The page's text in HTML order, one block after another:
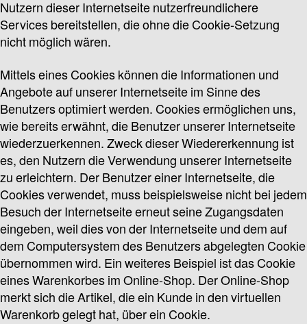
Nutzern dieser Internetseite nutzerfreundlichere
Services bereitstellen, die ohne die Cookie-Setzung
nicht möglich wären.
Mittels eines Cookies können die Informationen und
Angebote auf unserer Internetseite im Sinne des
Benutzers optimiert werden. Cookies ermöglichen uns,
wie bereits erwähnt, die Benutzer unserer Internetseite
wiederzuerkennen. Zweck dieser Wiedererkennung ist
es, den Nutzern die Verwendung unserer Internetseite
zu erleichtern. Der Benutzer einer Internetseite, die
Cookies verwendet, muss beispielsweise nicht bei jedem
Besuch der Internetseite erneut seine Zugangsdaten
eingeben, weil dies von der Internetseite und dem auf
dem Computersystem des Benutzers abgelegten Cookie
übernommen wird. Ein weiteres Beispiel ist das Cookie
eines Warenkorbes im Online-Shop. Der Online-Shop
merkt sich die Artikel, die ein Kunde in den virtuellen
Warenkorb gelegt hat, über ein Cookie.